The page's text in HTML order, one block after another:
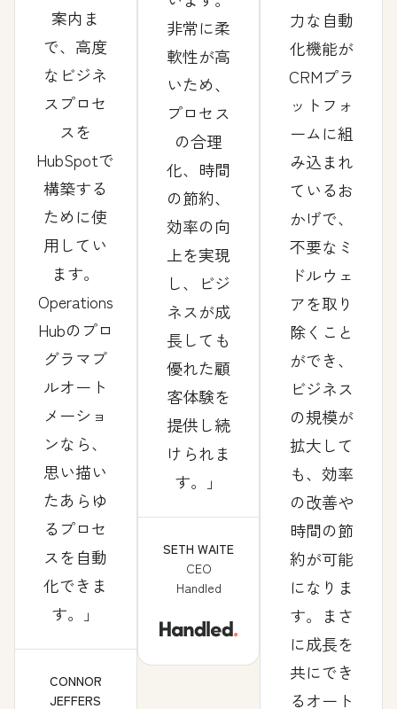
案内ま
で、高度
なビジネ
スプロセ
スを
HubSpotで
構築する
ために使
用してい
ます。
Operations
Hubのプロ
グラマブ
ルオート
メーショ
ンなら、
思い描い
たあらゆ
るプロセ
スを自動
化できま
す。
CONNOR
JEFFERS
非常に柔
軟性が高
いため、
プロセス
の合理
化、時間
の節約、
効率の向
上を実現
し、ビジ
ネスが成
長しても
優れた顧
客体験を
提供し続
けられま
す。
SETH WAITE
CEO
Handled
力な自動
化機能が
CRMプラ
ットフォ
ームに組
み込まれ
ているお
かげで、
不要なミ
ドルウェ
アを取り
除くこと
ができ、
ビジネス
の規模が
拡大して
も、効率
の改善や
時間の節
約が可能
になりま
す。まさ
に成長を
共にでき
るオート